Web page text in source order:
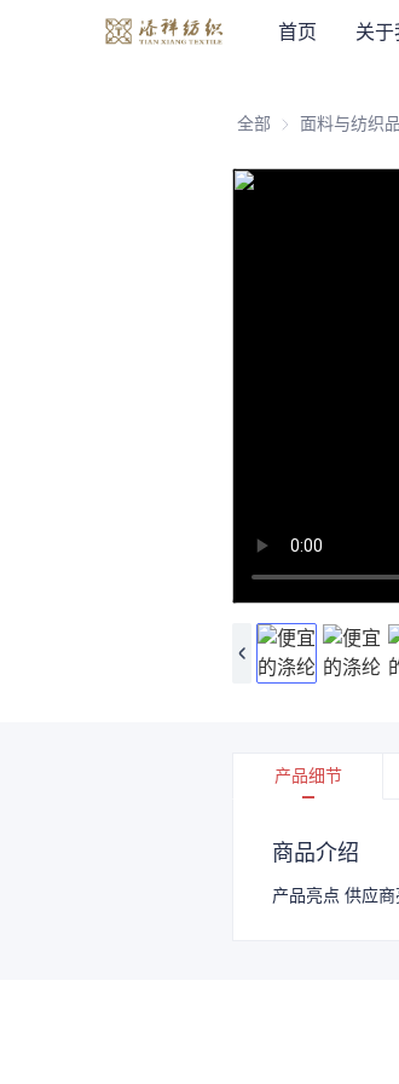
首页 关于
全部 面料与纺织
产品细节
商品介绍
产品亮点 供应